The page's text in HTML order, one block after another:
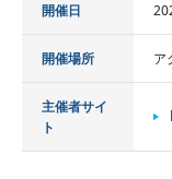
開催日
開催場所 ア
主催者サイ
ト